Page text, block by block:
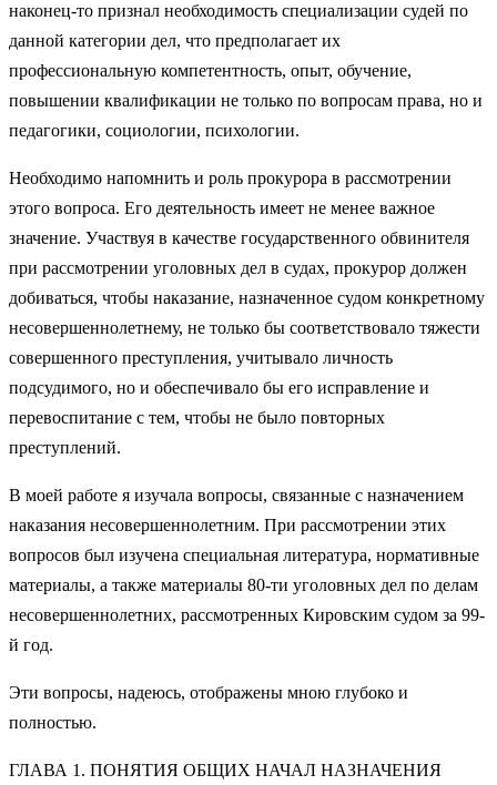
наконец-то признал необходимость специализации судей по
данной категории дел, что предполагает их
профессиональную компетентность, опыт, обучение,
повышении квалификации не только по вопросам права, но и
педагогики, социологии, психологии.
Необходимо напомнить и роль прокурора в рассмотрении
этого вопроса. Его деятельность имеет не менее важное
значение. Участвуя в качестве государственного обвинителя
при рассмотрении уголовных дел в судах, прокурор должен
добиваться, чтобы наказание, назначенное судом конкретному
несовершеннолетнему, не только бы соответствовало тяжести
совершенного преступления, учитывало личность
подсудимого, но и обеспечивало бы его исправление и
перевоспитание с тем, чтобы не было повторных
преступлений.
В моей работе я изучала вопросы, связанные с назначением
наказания несовершеннолетним. При рассмотрении этих
вопросов был изучена специальная литература, нормативные
материалы, а также материалы 80-ти уголовных дел по делам
несовершеннолетних, рассмотренных Кировским судом за 99-
й год.
Эти вопросы, надеюсь, отображены мною глубоко и
полностью.
ГЛАВА 1. ПОНЯТИЯ ОБЩИХ НАЧАЛ НАЗНАЧЕНИЯ